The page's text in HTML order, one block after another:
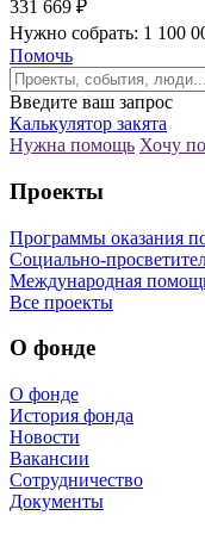
331 669 ₽
Нужно собрать: 1 100
Помочь
Введите ваш запрос
Калькулятор закята
Нужна помощь Хочу
Проекты
Программы оказания
Социально-
Международная
Все проекты
О фонде
О фонде
История фонда
Новости
Вакансии
Сотрудничество
Документы